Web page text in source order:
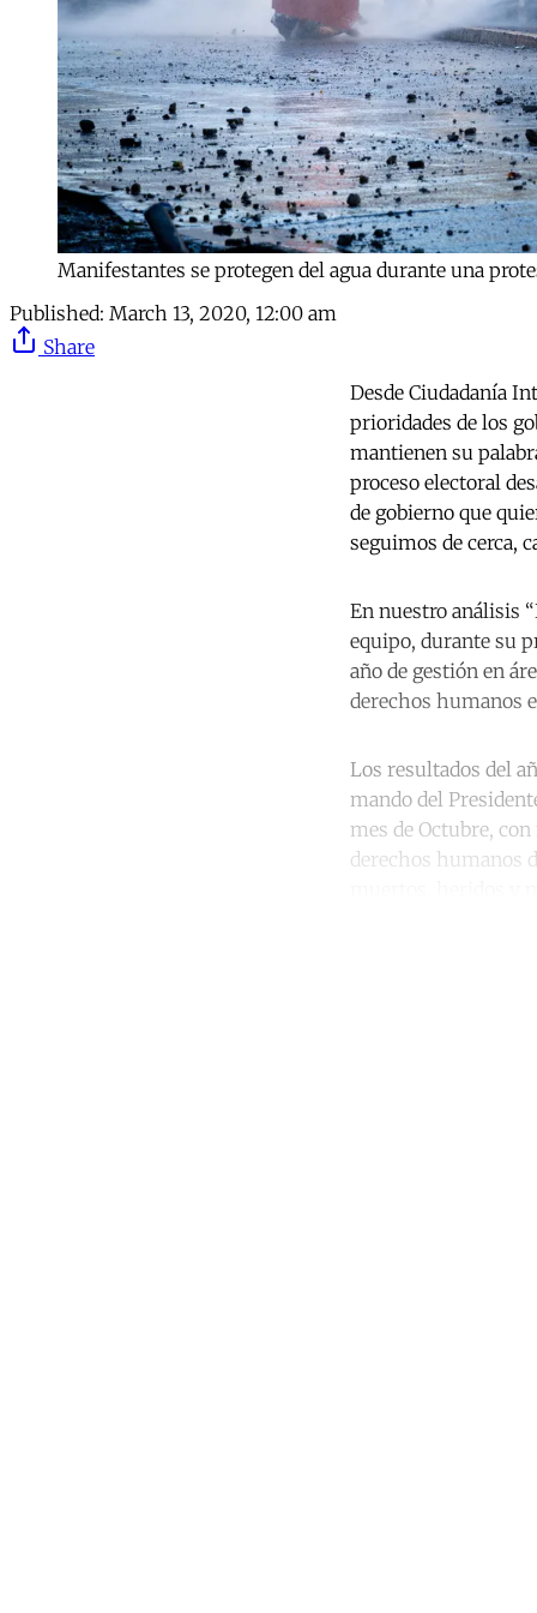
Manifestantes se protegen del agua durante una
Published: March 13, 2020, 12:00 am
Share
Desde Ciudadanía
prioridades de los
mantienen su
proceso electoral
de gobierno que
seguimos de cerca,
En nuestro análisis
equipo, durante su
año de gestión en
derechos humanos
Los resultados del
mando del
mes de Octubre,
derechos humanos